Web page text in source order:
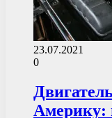
23.07.2021
0
Америку: